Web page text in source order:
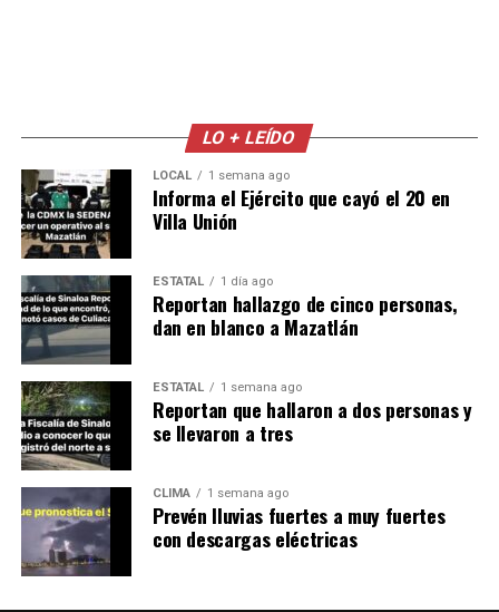
LO + LEÍDO
LOCAL 1 semana ago
Informa el Ejército que cayó el 20 en
Villa Unión
ESTATAL 1 día ago
Reportan hallazgo de cinco personas,
dan en blanco a Mazatlán
ESTATAL 1 semana ago
Reportan que hallaron a dos personas y
se llevaron a tres
CLIMA 1 semana ago
Prevén lluvias fuertes a muy fuertes
con descargas eléctricas